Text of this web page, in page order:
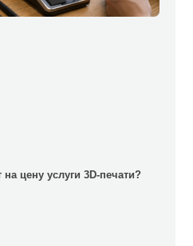
цену услуги 3D-печати?